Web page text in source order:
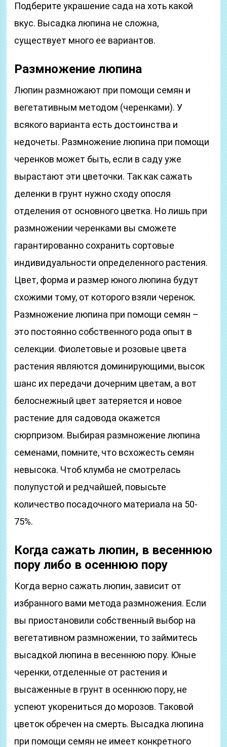
Подберите украшение сада на хоть какой
вкус. Высадка люпина не сложна,
существует много ее вариантов.
Размножение люпина
Люпин размножают при помощи семян и
вегетативным методом (черенками). У
всякого варианта есть достоинства и
недочеты. Размножение люпина при помощи
черенков может быть, если в саду уже
вырастают эти цветочки. Так как сажать
деленки в грунт нужно сходу опосля
отделения от основного цветка. Но лишь при
размножении черенками вы сможете
гарантированно сохранить сортовые
индивидуальности определенного растения.
Цвет, форма и размер юного люпина будут
схожими тому, от которого взяли черенок.
Размножение люпина при помощи семян –
это постоянно собственного рода опыт в
селекции. Фиолетовые и розовые цвета
растения являются доминирующими, высок
шанс их передачи дочерним цветам, а вот
белоснежный цвет затеряется и новое
растение для садовода окажется
сюрпризом. Выбирая размножение люпина
семенами, помните, что всхожесть семян
невысока. Чтоб клумба не смотрелась
полупустой и редчайшей, повысьте
количество посадочного материала на 50-
75%.
Когда сажать люпин, в весеннюю
пору либо в осеннюю пору
Когда верно сажать люпин, зависит от
избранного вами метода размножения. Если
вы приостановили собственный выбор на
вегетативном размножении, то займитесь
высадкой люпина в весеннюю пору. Юные
черенки, отделенные от растения и
высаженные в грунт в осеннюю пору, не
успеют укорениться до морозов. Таковой
цветок обречен на смерть. Высадка люпина
при помощи семян не имеет конкретного